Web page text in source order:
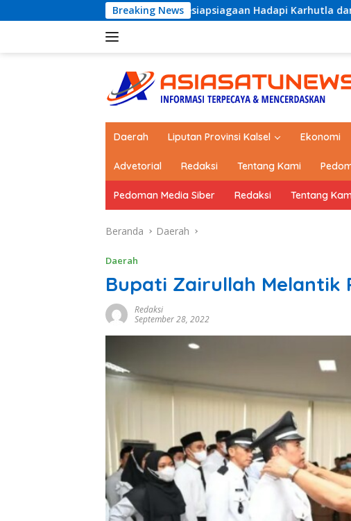
ke
Breaking News
Perkuat Kesiapsiagaan Hadapi Karhutla dan Bencana
Daerah Liputan Provinsi Kalsel Ekonomi
Advetorial Redaksi Tentang Kami
Pedoman Media Siber Redaksi Tentang
Beranda Daerah
Daerah
Bupati Zairullah Melantik
Redaksi
September 28, 2022